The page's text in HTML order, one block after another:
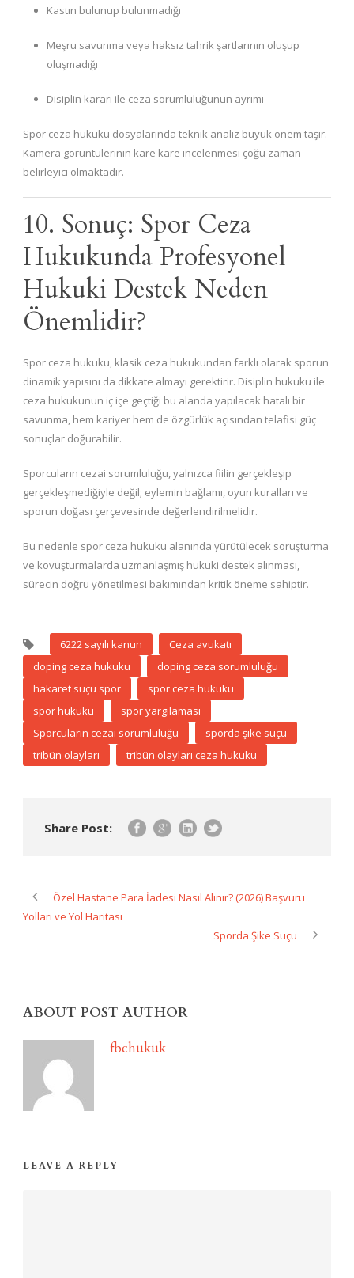
Kastın bulunup bulunmadığı
Meşru savunma veya haksız tahrik şartlarının oluşup
oluşmadığı
Disiplin kararı ile ceza sorumluluğunun ayrımı
Spor ceza hukuku dosyalarında teknik analiz büyük önem taşır.
Kamera görüntülerinin kare kare incelenmesi çoğu zaman
belirleyici olmaktadır.
10. Sonuç: Spor Ceza
Hukukunda Profesyonel
Hukuki Destek Neden
Önemlidir?
Spor ceza hukuku, klasik ceza hukukundan farklı olarak sporun
dinamik yapısını da dikkate almayı gerektirir. Disiplin hukuku ile
ceza hukukunun iç içe geçtiği bu alanda yapılacak hatalı bir
savunma, hem kariyer hem de özgürlük açısından telafisi güç
sonuçlar doğurabilir.
Sporcuların cezai sorumluluğu, yalnızca fiilin gerçekleşip
gerçekleşmediğiyle değil; eylemin bağlamı, oyun kuralları ve
sporun doğası çerçevesinde değerlendirilmelidir.
Bu nedenle spor ceza hukuku alanında yürütülecek soruşturma
ve kovuşturmalarda uzmanlaşmış hukuki destek alınması,
sürecin doğru yönetilmesi bakımından kritik öneme sahiptir.
6222 sayılı kanun
Ceza avukatı
doping ceza hukuku
doping ceza sorumluluğu
hakaret suçu spor
spor ceza hukuku
spor hukuku
spor yargılaması
Sporcuların cezai sorumluluğu
sporda şike suçu
tribün olayları
tribün olayları ceza hukuku
Share Post:
Özel Hastane Para İadesi Nasıl Alınır? (2026) Başvuru
Yolları ve Yol Haritası
Sporda Şike Suçu
ABOUT POST AUTHOR
fbchukuk
LEAVE A REPLY